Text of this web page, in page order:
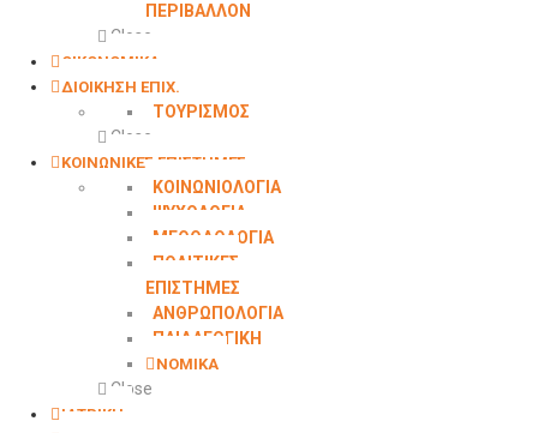
ΠΕΡΙΒΑΛΛΟΝ
Close
ΟΙΚΟΝΟΜΙΚΑ
ΔΙΟΙΚΗΣΗ ΕΠΙΧ.
ΤΟΥΡΙΣΜΟΣ
Close
ΚΟΙΝΩΝΙΚΕΣ ΕΠΙΣΤΗΜΕΣ
ΚΟΙΝΩΝΙΟΛΟΓΙΑ
ΨΥΧΟΛΟΓΙΑ
ΜΕΘΟΔΟΛΟΓΙΑ
ΠΟΛΙΤΙΚΕΣ
ΕΠΙΣΤΗΜΕΣ
ΑΝΘΡΩΠΟΛΟΓΙΑ
ΠΑΙΔΑΓΩΓΙΚΗ
ΝΟΜΙΚΑ
Close
ΙΑΤΡΙΚΗ